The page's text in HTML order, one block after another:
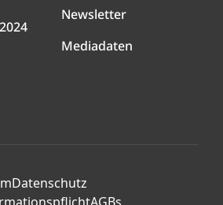
Newsletter
Mediadaten
Datenschutz